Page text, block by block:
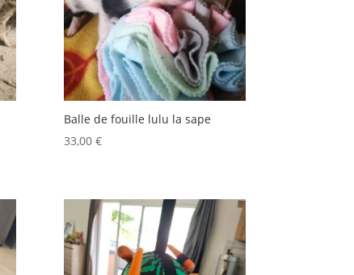
Balle de fouille lulu la sape
33,00€